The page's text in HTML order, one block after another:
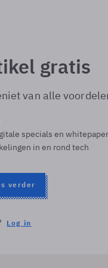
gratis
van alle
specials en
in en rond tech
verder
Log in